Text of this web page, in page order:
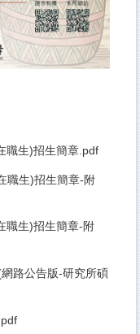
職生)招生簡章.pdf
職生)招生簡章-附
職生)招生簡章-附
路公告版-研究所碩